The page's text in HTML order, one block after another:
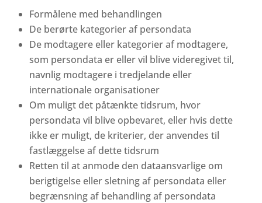
Formålene med behandlingen
De berørte kategorier af persondata
De modtagere eller kategorier af modtagere,
som persondata er eller vil blive videregivet til,
navnlig modtagere i tredjelande eller
internationale organisationer
Om muligt det påtænkte tidsrum, hvor
persondata vil blive opbevaret, eller hvis dette
ikke er muligt, de kriterier, der anvendes til
fastlæggelse af dette tidsrum
Retten til at anmode den dataansvarlige om
berigtigelse eller sletning af persondata eller
begrænsning af behandling af persondata